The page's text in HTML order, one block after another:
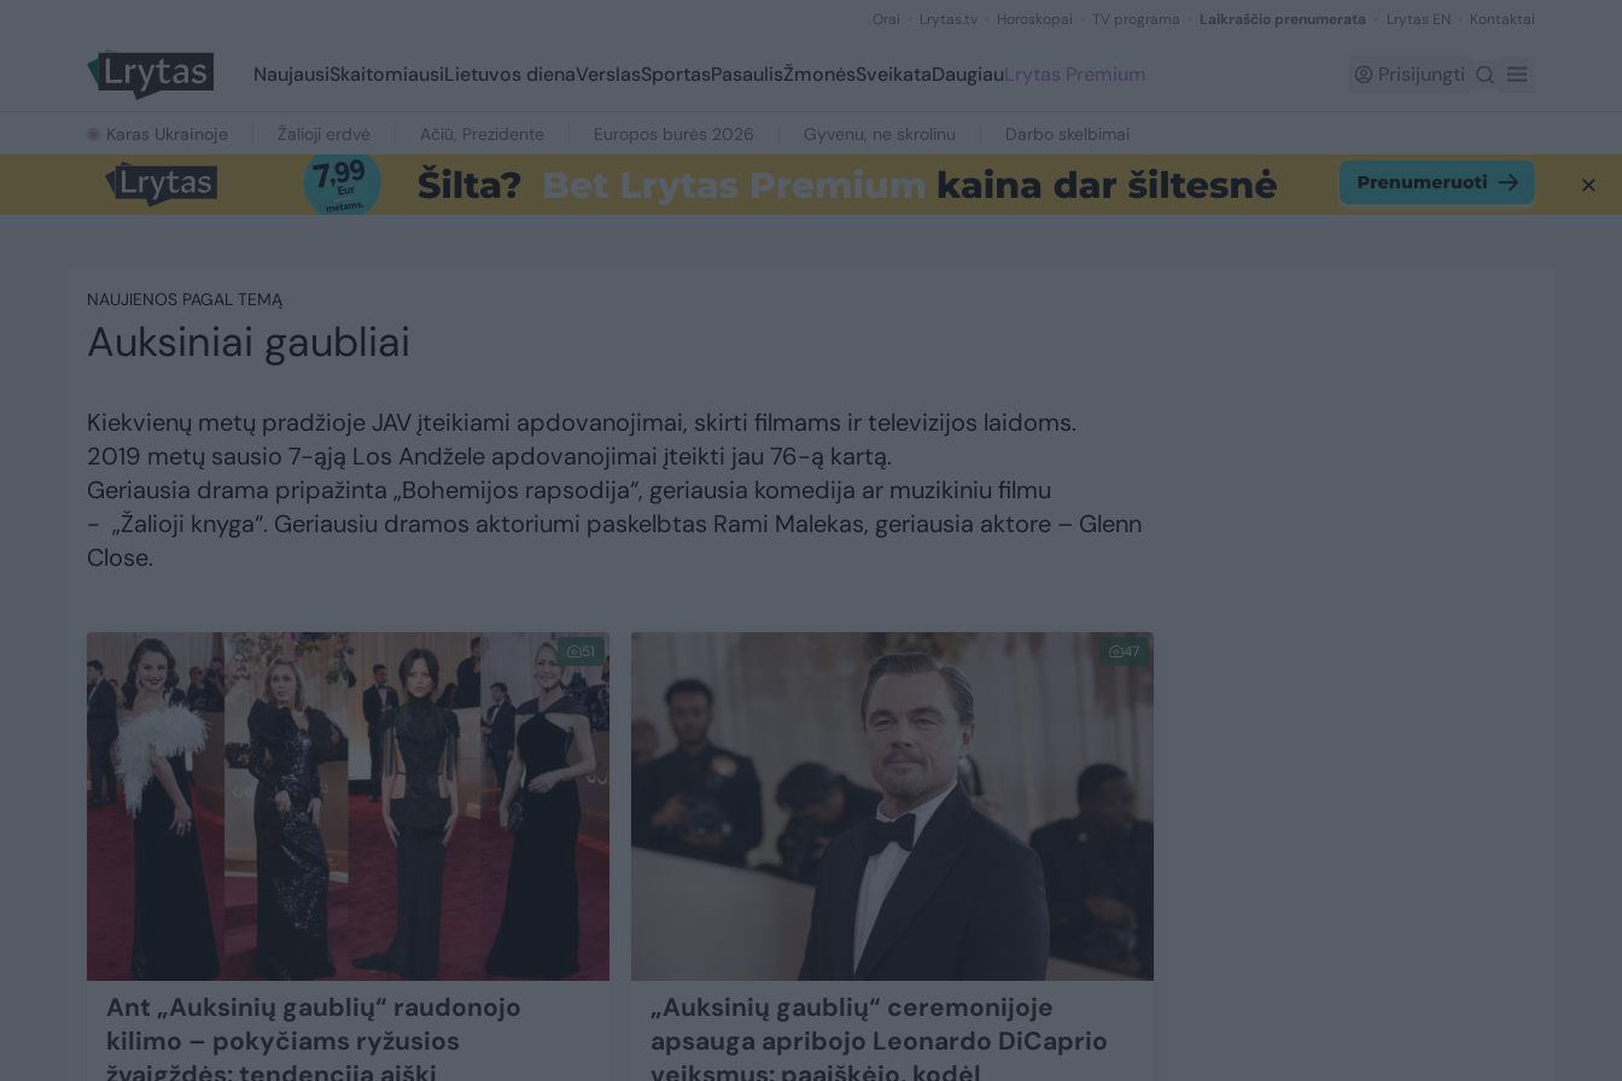
Orai Lrytas.tv Horoskopai TV programa Laikraščio prenumerata Lrytas EN Kontaktai
NaujausiSkaitomiausiLietuvos dienaVerslasSportasPasaulisŽmonėsSveikataDaugiauLrytas Premium Prisijungti
Karas Ukrainoje Žalioji erdvė Ačiū, Prezidente Europos burės 2026 Gyvenu, ne skrolinu Darbo skelbimai
NAUJIENOS PAGAL TEMĄ
Auksiniai gaubliai
Kiekvienų metų pradžioje JAV įteikiami apdovanojimai, skirti filmams ir televizijos laidoms.
2019 metų sausio 7-ąją Los Andžele apdovanojimai įteikti jau 76-ą kartą.
Geriausia drama pripažinta „Bohemijos rapsodija“, geriausia komedija ar muzikiniu filmu
- „Žalioji knyga“. Geriausiu dramos aktoriumi paskelbtas Rami Malekas, geriausia aktore – Glenn
Close.
51
Ant „Auksinių gaublių“ raudonojo
kilimo – pokyčiams ryžusios
47
„Auksinių gaublių“ ceremonijoje
apsauga apribojo Leonardo DiCaprio